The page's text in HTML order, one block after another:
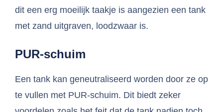
dit een erg moeilijk taakje is aangezien een tank
met zand uitgraven, loodzwaar is.
PUR-schuim
Een tank kan geneutraliseerd worden door ze op
te vullen met PUR-schuim. Dit biedt zeker